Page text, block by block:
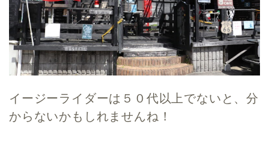
イージーライダーは５０代以上でないと、分
からないかもしれませんね！